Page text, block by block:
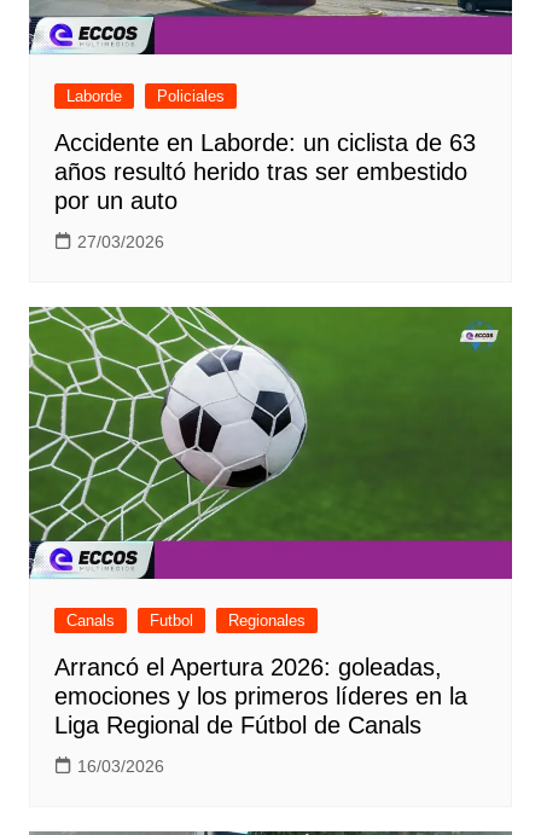
Laborde Policiales
Accidente en Laborde: un ciclista de 63
años resultó herido tras ser embestido
por un auto
27/03/2026
Canals Futbol Regionales
Arrancó el Apertura 2026: goleadas,
emociones y los primeros líderes en la
Liga Regional de Fútbol de Canals
16/03/2026